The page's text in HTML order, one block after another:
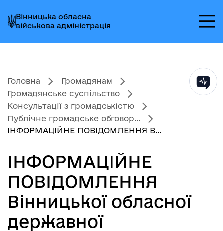
до
головного
меню
до
головного
вмісту
до
головного
колонтитула
Вінницька обласна
військова адміністрація
Головна
Громадянам
Громадянське суспільство
Консультації з громадськістю
Публічне громадське обговор...
ІНФОРМАЦІЙНЕ ПОВІДОМЛЕННЯ В...
ІНФОРМАЦІЙНЕ
ПОВІДОМЛЕННЯ
Вінницької обласної
державної